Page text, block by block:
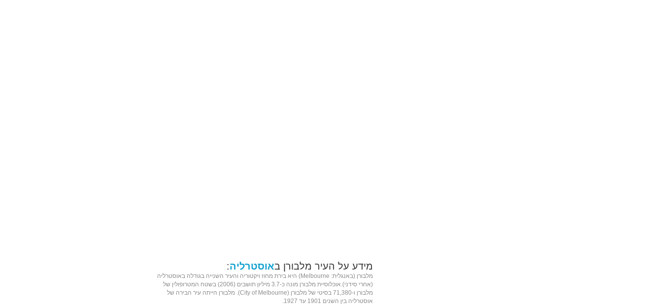
מידע על העיר מלבורן באוסטרליה:
מלבורן (באנגלית: Melbourne) היא בירת מחוז ויקטוריה והעיר השנייה בגודלה באוסטרליה
(אחרי סידני).אוכלוסיית מלבורן מונה כ-3.7 מיליון תושבים (2006) בשטח המטרופולין של
מלבורן ו-71,380 בסיטי של מלבורן (City of Melbourne). מלבורן הייתה עיר הבירה של
אוסטרליה בין השנים 1901 עד 1927.